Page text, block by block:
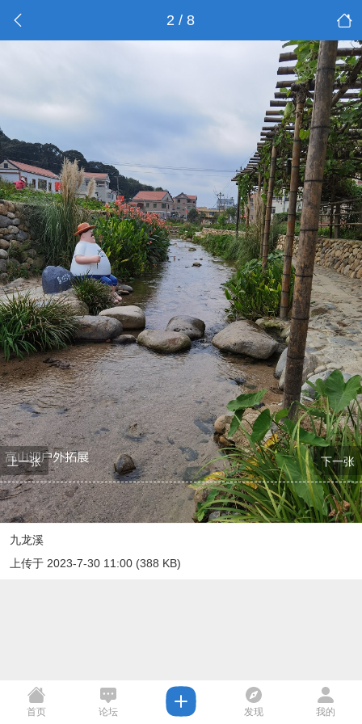
2 / 8
上一张 下一张
九龙溪
上传于 2023-7-30 11:00 (388 KB)
首页 论坛 发现 我的